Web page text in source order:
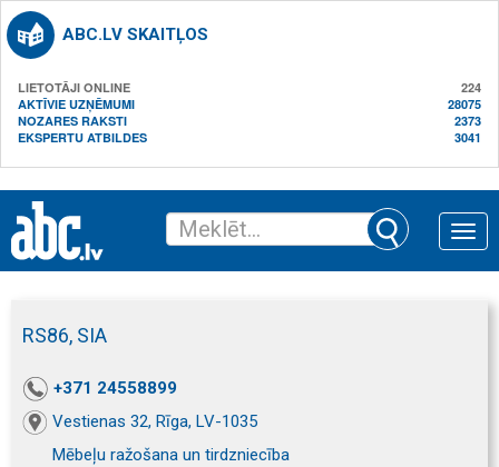
ABC.LV SKAITĻOS
LIETOTĀJI ONLINE
224
AKTĪVIE UZŅĒMUMI
28075
NOZARES RAKSTI
2373
EKSPERTU ATBILDES
3041
Toggle
RS86, SIA
+371 24558899
Vestienas 32, Rīga, LV-1035
Mēbeļu ražošana un tirdzniecība